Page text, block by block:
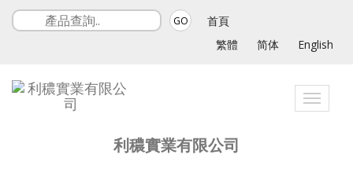
GO
首頁
繁體
简体 English
Toggle
利穠實業有限公司